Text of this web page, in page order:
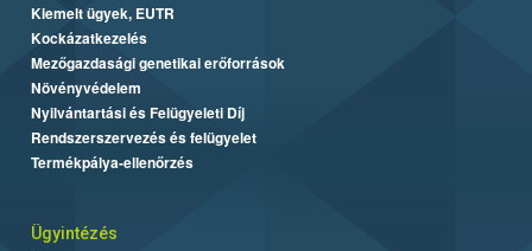
Kiemelt ügyek, EUTR
Kockázatkezelés
Mezőgazdasági genetikai erőforrások
Növényvédelem
Nyilvántartási és Felügyeleti Díj
Rendszerszervezés és felügyelet
Termékpálya-ellenőrzés
Ügyintézés